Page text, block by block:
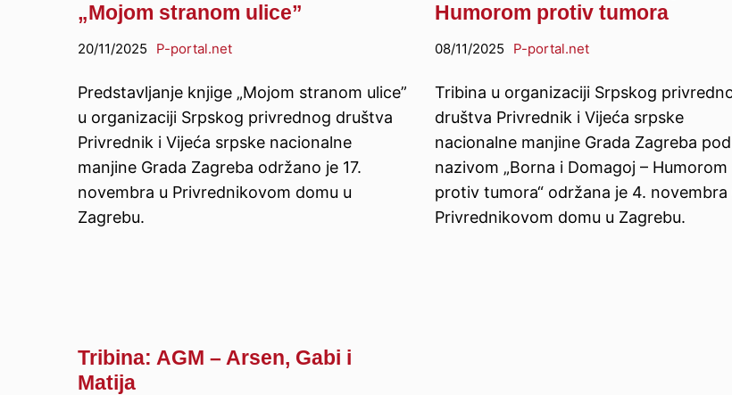
„Mojom stranom ulice”
20/11/2025 P-portal.net
Predstavljanje knjige „Mojom stranom ulice”
u organizaciji Srpskog privrednog društva
Privrednik i Vijeća srpske nacionalne
manjine Grada Zagreba održano je 17.
novembra u Privrednikovom domu u
Zagrebu.
Humorom protiv tumora
08/11/2025 P-portal.net
Tribina u organizaciji Srpskog
društva Privrednik i Vijeća srpske
nacionalne manjine Grada Zagreba pod
nazivom „Borna i Domagoj – Humorom
protiv tumora“ održana je 4. novembra
Privrednikovom domu u Zagrebu.
Tribina: AGM – Arsen, Gabi i
Matija